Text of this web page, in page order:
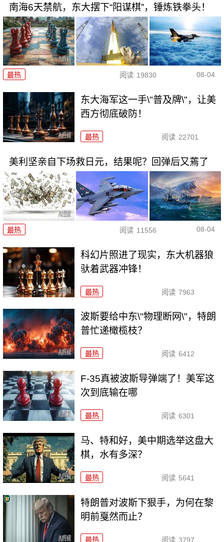
南海6天禁航，东大摆下“阳谋棋”，锤炼铁拳头！
最热 阅读 19830 08-04
东大海军这一手\"普及牌\"，让美
西方彻底破防！
最热 阅读 22701
美利坚亲自下场救日元，结果呢？回弹后又蔫了
最热 阅读 11556 08-04
科幻片照进了现实，东大机器狼
驮着武器冲锋！
最热 阅读 7963
波斯要给中东\"物理断网\"，特朗
普忙递橄榄枝？
最热 阅读 6412
F-35真被波斯导弹端了！美军这
次到底输在哪
最热 阅读 6301
马、特和好，美中期选举这盘大
棋，水有多深？
最热 阅读 5641
特朗普对波斯下狠手，为何在黎
明前戛然而止？
最热 阅读 3797